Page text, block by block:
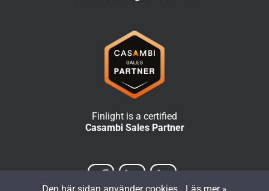
Finlight is a certified
Casambi Sales Partner